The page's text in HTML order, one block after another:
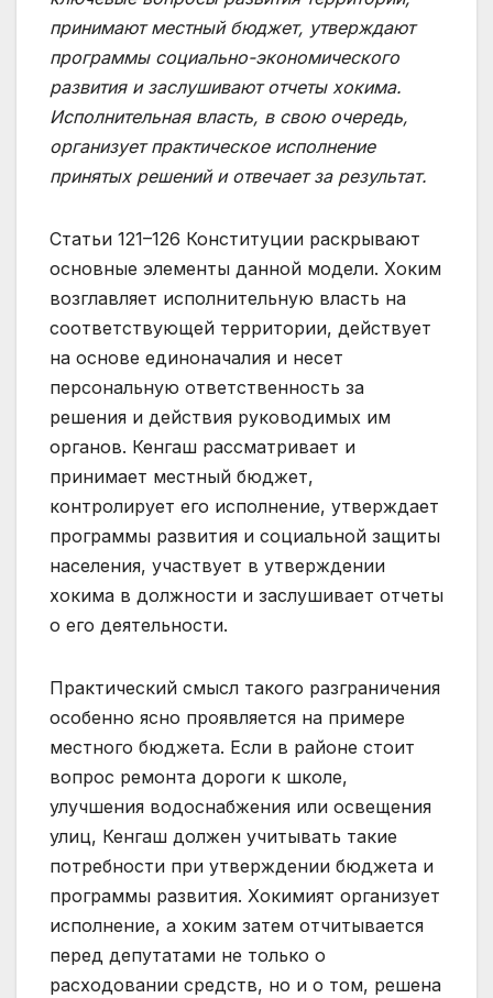
принимают местный бюджет, утверждают
программы социально-экономического
развития и заслушивают отчеты хокима.
Исполнительная власть, в свою очередь,
организует практическое исполнение
принятых решений и отвечает за результат.
Статьи 121–126 Конституции раскрывают
основные элементы данной модели. Хоким
возглавляет исполнительную власть на
соответствующей территории, действует
на основе единоначалия и несет
персональную ответственность за
решения и действия руководимых им
органов. Кенгаш рассматривает и
принимает местный бюджет,
контролирует его исполнение, утверждает
программы развития и социальной защиты
населения, участвует в утверждении
хокима в должности и заслушивает отчеты
о его деятельности.
Практический смысл такого разграничения
особенно ясно проявляется на примере
местного бюджета. Если в районе стоит
вопрос ремонта дороги к школе,
улучшения водоснабжения или освещения
улиц, Кенгаш должен учитывать такие
потребности при утверждении бюджета и
программы развития. Хокимият организует
исполнение, а хоким затем отчитывается
перед депутатами не только о
расходовании средств, но и о том, решена